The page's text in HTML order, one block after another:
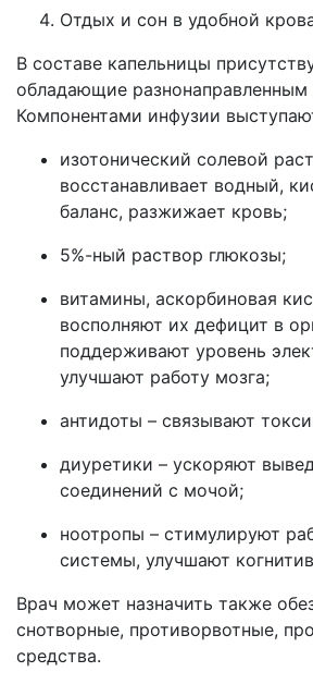
Отдых и сон в удобной
В составе капельницы
обладающие разнонаправленным
Компонентами инфузии
изотонический солевой
восстанавливает водный,
баланс, разжижает кровь;
5%-ный раствор глюкозы;
витамины, аскорбиновая
восполняют их дефицит в
поддерживают уровень
улучшают работу мозга;
антидоты – связывают
диуретики – ускоряют
соединений с мочой;
ноотропы – стимулируют
системы, улучшают
Врач может назначить также
снотворные, противорвотные,
средства.